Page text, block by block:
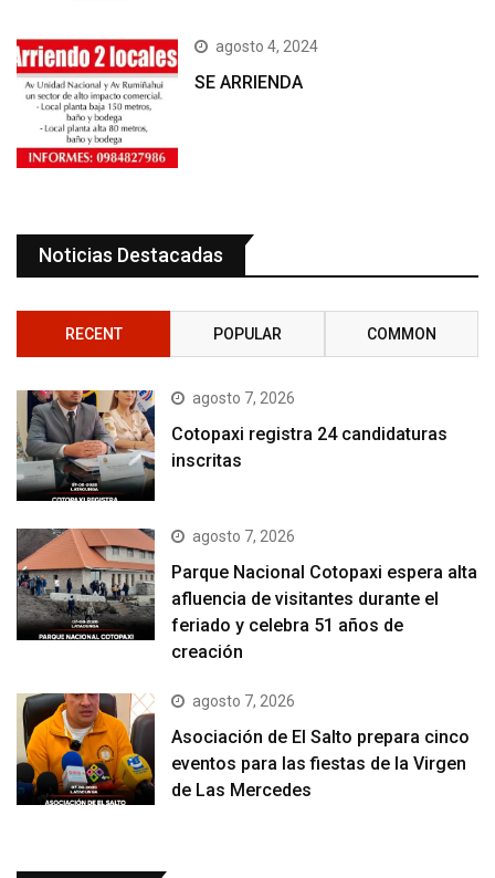
agosto 4, 2024
SE ARRIENDA
Noticias Destacadas
RECENT POPULAR COMMON
agosto 7, 2026
Cotopaxi registra 24 candidaturas
inscritas
agosto 7, 2026
Parque Nacional Cotopaxi espera alta
afluencia de visitantes durante el
feriado y celebra 51 años de
creación
agosto 7, 2026
Asociación de El Salto prepara cinco
eventos para las fiestas de la Virgen
de Las Mercedes